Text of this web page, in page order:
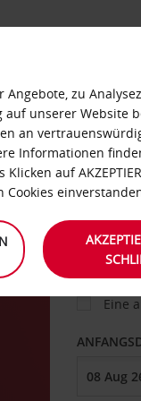
ABHOLEN
Eine
zu
unserer Website
an
Informationen
Klicken auf